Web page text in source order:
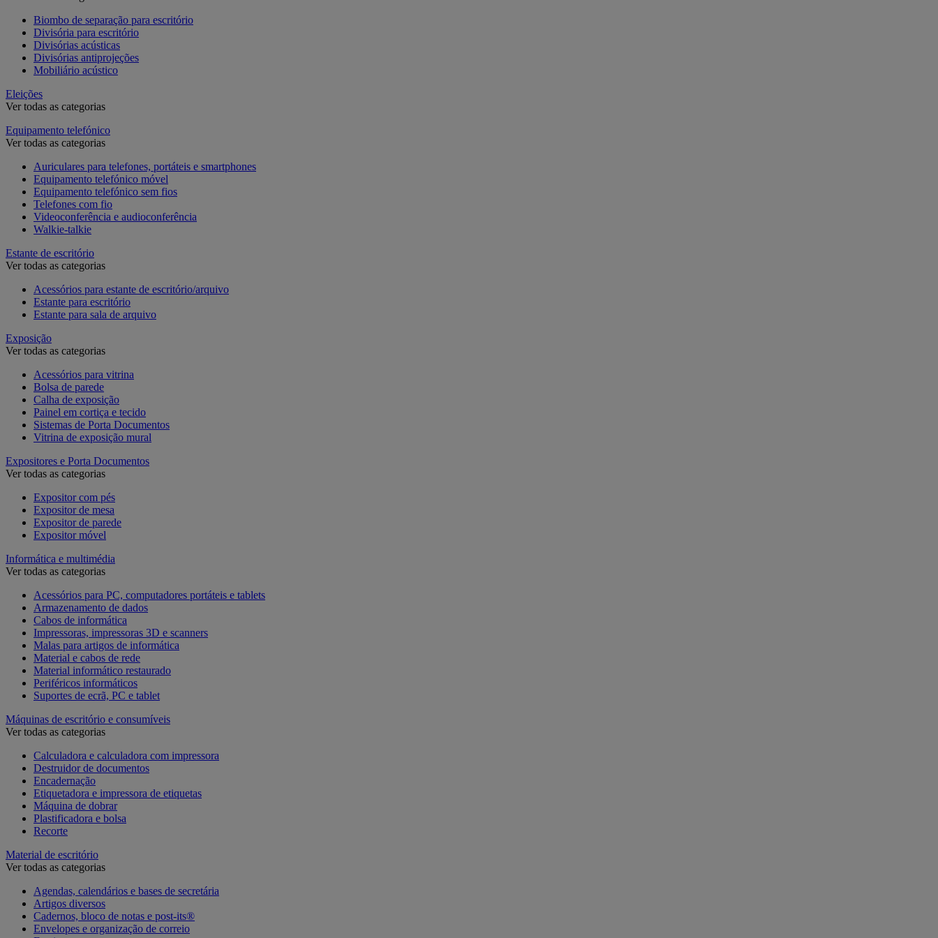
Biombo de separação para escritório
Divisória para escritório
Divisórias acústicas
Divisórias antiprojeções
Mobiliário acústico
Eleições
Ver todas as categorias
Equipamento telefónico
Ver todas as categorias
Auriculares para telefones, portáteis e smartphones
Equipamento telefónico móvel
Equipamento telefónico sem fios
Telefones com fio
Videoconferência e audioconferência
Walkie-talkie
Estante de escritório
Ver todas as categorias
Acessórios para estante de escritório/arquivo
Estante para escritório
Estante para sala de arquivo
Exposição
Ver todas as categorias
Acessórios para vitrina
Bolsa de parede
Calha de exposição
Painel em cortiça e tecido
Sistemas de Porta Documentos
Vitrina de exposição mural
Expositores e Porta Documentos
Ver todas as categorias
Expositor com pés
Expositor de mesa
Expositor de parede
Expositor móvel
Informática e multimédia
Ver todas as categorias
Acessórios para PC, computadores portáteis e tablets
Armazenamento de dados
Cabos de informática
Impressoras, impressoras 3D e scanners
Malas para artigos de informática
Material e cabos de rede
Material informático restaurado
Periféricos informáticos
Suportes de ecrã, PC e tablet
Máquinas de escritório e consumíveis
Ver todas as categorias
Calculadora e calculadora com impressora
Destruidor de documentos
Encadernação
Etiquetadora e impressora de etiquetas
Máquina de dobrar
Plastificadora e bolsa
Recorte
Material de escritório
Ver todas as categorias
Agendas, calendários e bases de secretária
Artigos diversos
Cadernos, bloco de notas e post-its®
Envelopes e organização de correio